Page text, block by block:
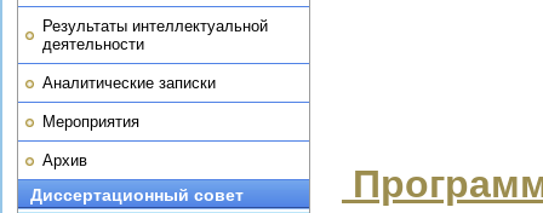
Результаты интеллектуальной
деятельности
Аналитические записки
Мероприятия
Архив
Диссертационный совет